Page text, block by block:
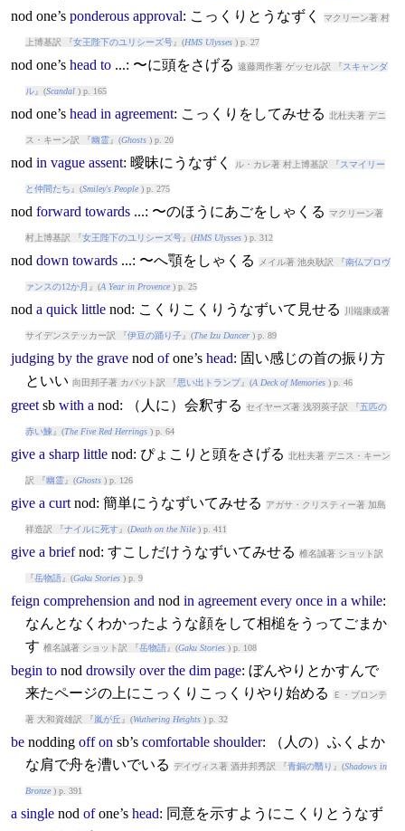
nod one’s ponderous approval: こっくりとうなずく マクリーン著 村
上博基訳 『女王陛下のユリシーズ号』(HMS Ulysses) p. 27
nod one’s head to...: 〜に頭をさげる 遠藤周作著 ゲッセル訳 『スキャンダ
ル』(Scandal) p. 165
nod one’s head in agreement: こっくりをしてみせる 北杜夫著 デニ
ス・キーン訳 『幽霊』(Ghosts) p. 20
nod in vague assent: 曖昧にうなずく ル・カレ著 村上博基訳 『スマイリー
と仲間たち 』(Smiley's People) p. 275
nod forward towards...: 〜のほうにあごをしゃくる マクリーン著
村上博基訳 『女王陛下のユリシーズ号』(HMS Ulysses) p. 312
nod down towards...: 〜へ顎をしゃくる メイル著 池央耿訳 『南仏プロヴ
ァンスの12か月 』(A Year in Provence) p. 25
nod a quick little nod: こくりこくりうなずいて見せる 川端康成著
サイデンステッカー訳 『伊豆の踊り子』(The Izu Dancer) p. 89
judging by the grave nod ofone’s head: 固い感じの首の振り方
といい 向田邦子著 カバット訳 『思い出トランプ』(A Deck of Memories) p. 46
greetsb with a nod: （人に）会釈する セイヤーズ著 浅羽莢子訳 『五匹の
赤い鰊 』(The Five Red Herrings) p. 64
give a sharp little nod: ぴょこりと頭をさげる 北杜夫著 デニス・キーン
訳 『幽霊』(Ghosts) p. 126
give a curt nod: 簡単にうなずいてみせる アガサ・クリスティー著 加島
祥造訳 『ナイルに死す』(Death on the Nile) p. 411
give a brief nod: すこしだけうなずいてみせる 椎名誠著 ショット訳
『岳物語』(Gaku Stories) p. 9
feign comprehension and nod in agreement every once in a while:
なんとなくわかったような顔をして相槌をうってごまか
す 椎名誠著 ショット訳 『岳物語』(Gaku Stories) p. 108
begin to nod drowsily over the dim page: ぼんやりとかすんで
来たページの上にこっくりこっくりやり始める
Ｅ・ブロンテ
著 大和資雄訳 『嵐が丘 』(Wuthering Heights) p. 32
be nodding off on sb’s comfortable shoulder: （人の）ふくよか
な肩で舟を漕いでいる
デイヴィス著 酒井邦秀訳 『青銅の翳り 』(Shadows in
Bronze) p. 391
a single nod ofone’s head: 同意を示すようにこくりとうなず